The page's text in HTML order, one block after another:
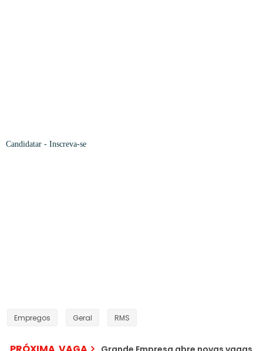
Candidatar - Inscreva-se
Empregos Geral RMS